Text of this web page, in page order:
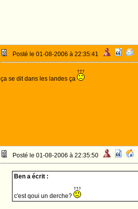
Posté le 01-08-2006 à 22:35:41
ça se dit dans les landes ça
Posté le 01-08-2006 à 22:35:50
Ben a écrit :
c'est qoui un derche?